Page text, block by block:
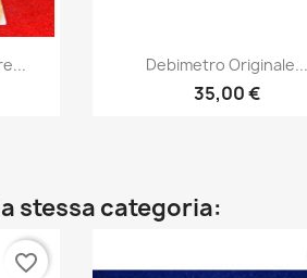
Anteprima
Debimetro Originale...
35,00 €
stessa categoria:
favorite_border